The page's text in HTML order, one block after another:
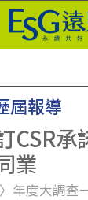
屆報導
CSR承
業
年度大調查